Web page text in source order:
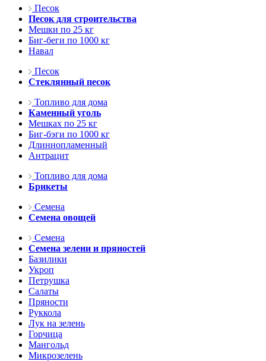
Песок
Песок для строительства
Мешки по 25 кг
Биг-беги по 1000 кг
Навал
Песок
Стеклянный песок
Топливо для дома
Каменный уголь
Мешках по 25 кг
Биг-бэги по 1000 кг
Длиннопламенный
Антрацит
Топливо для дома
Брикеты
Семена
Семена овощей
Семена
Семена зелени и пряностей
Базилики
Укроп
Петрушка
Салаты
Пряности
Руккола
Лук на зелень
Горчица
Мангольд
Микрозелень